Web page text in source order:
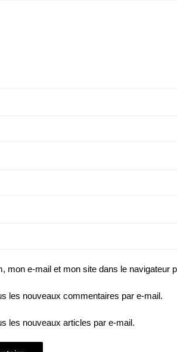
mon e-mail et mon site dans le navigateur
les nouveaux commentaires par e-mail.
les nouveaux articles par e-mail.